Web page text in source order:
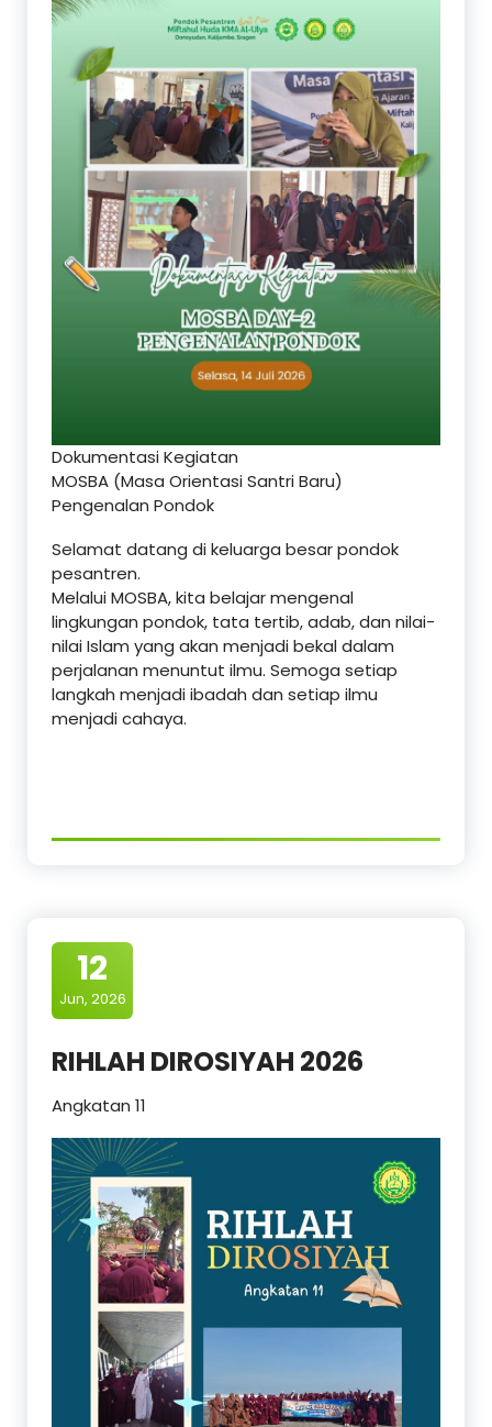
Dokumentasi Kegiatan
MOSBA (Masa Orientasi Santri Baru)
Pengenalan Pondok
Selamat datang di keluarga besar pondok
pesantren.
Melalui MOSBA, kita belajar mengenal
lingkungan pondok, tata tertib, adab, dan nilai-
nilai Islam yang akan menjadi bekal dalam
perjalanan menuntut ilmu. Semoga setiap
langkah menjadi ibadah dan setiap ilmu
menjadi cahaya.
12
Jun, 2026
RIHLAH DIROSIYAH 2026
Angkatan 11